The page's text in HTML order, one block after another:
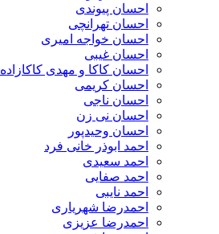
احسان پیوندی
احسان تهرانچی
احسان خواجه امیری
احسان غیبی
احسان کاکا و مهدی کاکازاده
احسان کریمی
احسان ناجی
احسان نی زن
احسان وحیدپور
احمد ابوذر خانی فرد
احمد سعیدی
احمد صفایی
احمد نایبی
احمدرضا شهریاری
احمدرضا عزیزی